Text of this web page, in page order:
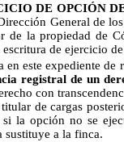
DE OPCIÓN
General de
de la propiedad de
de ejercicio
en este expediente de
registral de un
con
de cargas
si la opción no se
sustituye a la finca.